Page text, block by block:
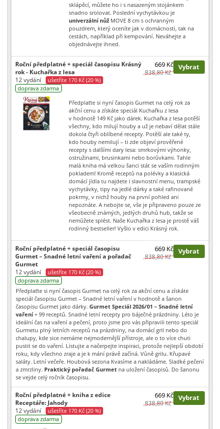
sklápěcí, můžete ho i s nasazeným stojánkem
snadno srolovat. Poslední vychytávkou je
univerzální nůž MOVE 8 cm s ochranným
pouzdrem, který oceníte jak v domácnosti, tak na
cestách, například při kempování. Neváhejte a
objednávejte ihned.
Roční předplatné + speciál časopisu Krásný
rok - Kuchařka z lesa
12 vydání
ušetříte 170 Kč (20 %)
doprava zdarma
669 Kč
838,80 Kč
Vybrat
Předplaťte si nyní časopis Gurmet na celý rok za
akční cenu a získáte speciál Kuchařku z lesa
v hodnotě 149 Kč jako dárek. Kuchařka z lesa potěší
všechny, kdo milují houby a už je nebaví dělat stále
dokola čtyři oblíbené recepty. Potěší ale také ty,
kdo houby nemilují – ti zde objeví prověřené
recepty s dalšími dary lesa: smrkovými výhonky,
ostružinami, brusinkami nebo borůvkami. Tahle
malá kniha má velkou šanci stát se vaším rodinným
pokladem! Kromě receptů na polévky a klasická
domácí jídla tu najdete i slavnostní menu, trampské
vychytávky, tipy na jedlé dárky a také rafinované
pokrmy, v nichž houby na první pohled ani
nepoznáte. A nebojte se, vše je připraveno pouze ze
všeobecně známých, jedlých druhů hub, takže se
nemůžete splést. Naše Kuchařka z lesa je prostě váš
rodinný bestseller! Vyšlo v edici Krásný rok.
Roční předplatné + speciál časopisu
Gurmet – Snadné letní vaření a pořadač
Gurmet
12 vydání
ušetříte 170 Kč (20 %)
doprava zdarma
669 Kč
838,80 Kč
Vybrat
Předplaťte si nyní časopis Gurmet na celý rok za akční cenu a získáte
speciál časopisu Gurmet – Snadné letní vaření v hodnotě a šanon
časopisu Gurmet jako dárky. Gurmet Speciál 2026/01 – Snadné letní
vaření+ 99 receptů. Snadné letní recepty pro báječné prázdniny. Léto je
ideální čas na vaření a pečení, proto jsme pro vás připravili tento speciál
Gurmetu plný letních receptů na prázdniny, na domácí gril nebo do
chalupy, kde sice nemáme nejmodernější přístroje, ale o to více chuti
pustit se do vaření. Listujte a načerpejte inspiraci, protože nejlepší období
roku, kdy všechno zraje a je k mání právě začíná. Vůně grilu. Křupavé
saláty. Letní večeře. Houbová sezona Kvasíme a nakládáme. Sladké pečení
a zmrzliny. Praktický pořadač Gurmet na uložení časopisů. Do šanonu
se vejde celý ročník časopisu.
Roční předplatné + kniha z edice
Receptáře: Jahody
12 vydání
ušetříte 170 Kč (20 %)
doprava zdarma
669 Kč
838,80 Kč
Vybrat